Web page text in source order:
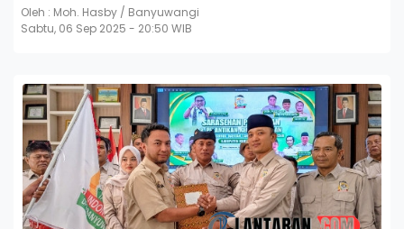
Oleh : Moh. Hasby / Banyuwangi
Sabtu, 06 Sep 2025 - 20:50 WIB